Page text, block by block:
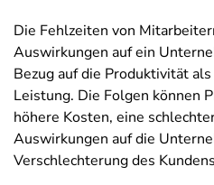
Die Fehlzeiten von
Auswirkungen auf ein
Bezug auf die Produktivität
Leistung. Die Folgen können
höhere Kosten, eine
Auswirkungen auf die
Verschlechterung des